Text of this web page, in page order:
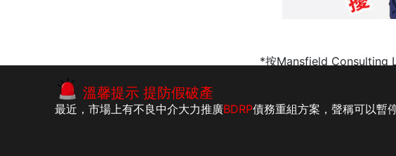
*按Mansfield Consulting
李建民 會計師|還款期數
溫馨提示 提防假破產
最近，市場上有不良中介大力推廣BDRP債務重組方案，聲稱可以暫